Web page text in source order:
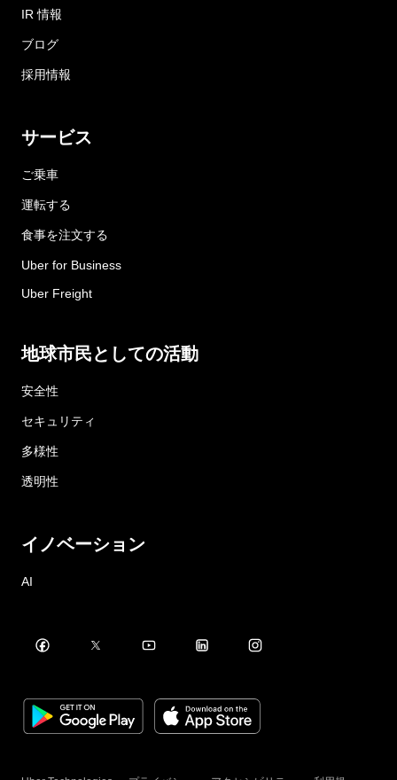
IR 情報
ブログ
採用情報
サービス
ご乗車
運転する
食事を注文する
Uber for Business
Uber Freight
地球市民としての活動
安全性
セキュリティ
多様性
透明性
イノベーション
AI